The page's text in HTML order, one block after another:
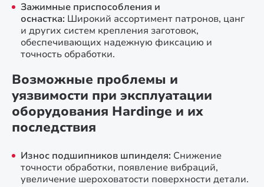
Зажимные приспособления и
оснастка: Широкий ассортимент патронов, цанг
и других систем крепления заготовок,
обеспечивающих надежную фиксацию и
точность обработки.
Возможные проблемы и
уязвимости при эксплуатации
оборудования Hardinge и их
последствия
Износ подшипников шпинделя: Снижение
точности обработки, появление вибраций,
увеличение шероховатости поверхности детали.